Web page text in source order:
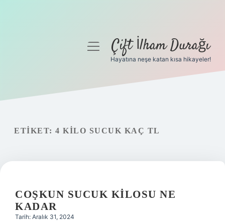
Gizlilik Politikası
menüyüÇift İlham Durağı
Hayatına neşe katan kısa hikayeler!
ETIKET: 4 KILO SUCUK KAÇ TL
COŞKUN SUCUK KILOSU NE
KADAR
Tarih: Aralık 31, 2024